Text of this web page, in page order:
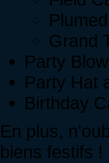
Grand
Party
Party Hat
Birthday
En plus,
biens festifs !